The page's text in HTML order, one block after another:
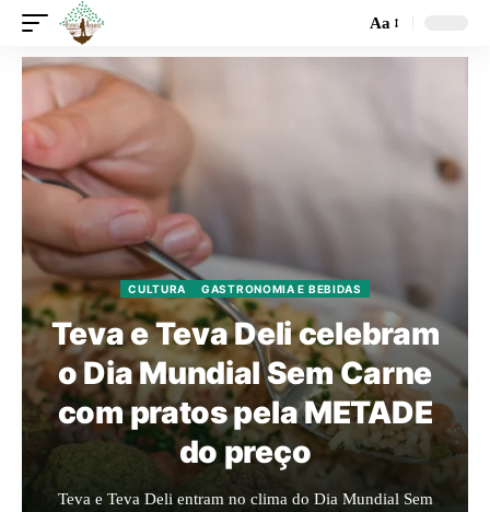
Aa
CULTURA GASTRONOMIA E BEBIDAS
Teva e Teva Deli celebram
o Dia Mundial Sem Carne
com pratos pela METADE
do preço
Teva e Teva Deli entram no clima do Dia Mundial Sem